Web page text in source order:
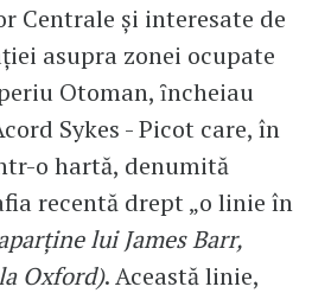
Centrale şi interesate de
asupra zonei ocupate
Otoman, ȋncheiau
Sykes - Picot care, în
o hartă, denumită
recentă drept „o linie în
lui James Barr,
Oxford). Această linie,